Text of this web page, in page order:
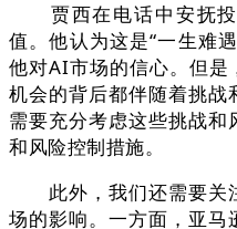
贾西在电话中安抚投
值。他认为这是“一生难
他对AI市场的信心。但是
机会的背后都伴随着挑战
需要充分考虑这些挑战
和风险控制措施。
此外，我们还需要关
场的影响。一方面，亚马